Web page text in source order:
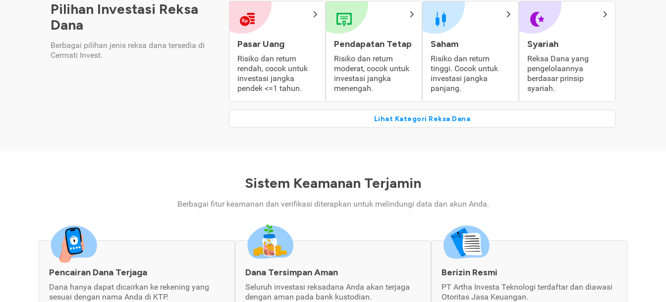
Pilihan Investasi Reksa
Dana
Berbagai pilihan jenis reksa dana tersedia di
Cermati Invest.
Pasar Uang
Risiko dan return
rendah, cocok untuk
investasi jangka
pendek <=1 tahun.
Pendapatan Tetap
Risiko dan return
moderat, cocok untuk
investasi jangka
menengah.
Saham
Risiko dan return
tinggi. Cocok untuk
investasi jangka
panjang.
Syariah
Reksa Dana yang
pengelolaannya
berdasar prinsip
syariah.
Lihat Kategori Reksa Dana
Sistem Keamanan Terjamin
Berbagai fitur keamanan dan verifikasi diterapkan untuk melindungi data dan akun Anda.
Pencairan Dana Terjaga
Dana hanya dapat dicairkan ke rekening yang
sesuai dengan nama Anda di KTP.
Dana Tersimpan Aman
Seluruh investasi reksadana Anda akan terjaga
dengan aman pada bank kustodian.
Berizin Resmi
PT Artha Investa Teknologi terdaftar dan diawasi
Otoritas Jasa Keuangan.